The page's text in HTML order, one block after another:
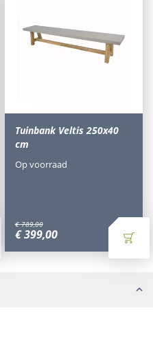
Tuinbank Veltis 250x40
cm
€ 789,00
€ 399,00
Op voorraad